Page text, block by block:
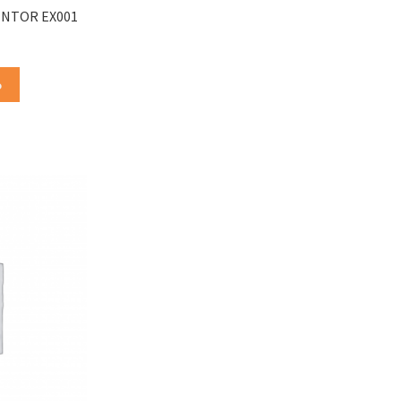
EX001